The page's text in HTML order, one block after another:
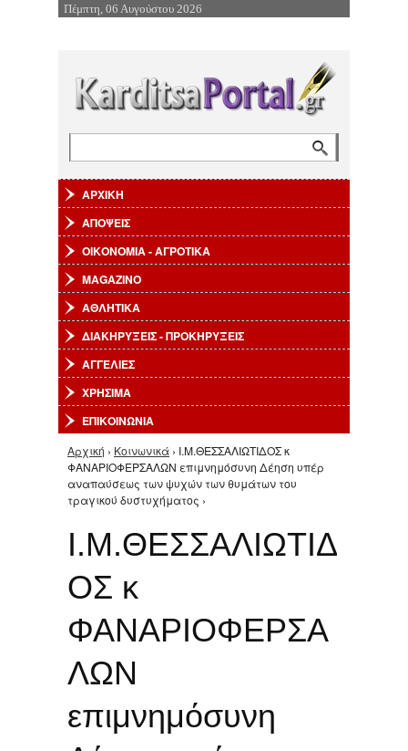
Επιστροφή στην Πλοήγηση
Πέμπτη, 06 Αυγούστου 2026
ΑΡΧΙΚΗ
ΑΠΟΨΕΙΣ
ΟΙΚΟΝΟΜΙΑ - ΑΓΡΟΤΙΚΑ
MAGAZINO
ΑΘΛΗΤΙΚΑ
ΔΙΑΚΗΡΥΞΕΙΣ - ΠΡΟΚΗΡΥΞΕΙΣ
ΑΓΓΕΛΙΕΣ
ΧΡΗΣΙΜΑ
ΕΠΙΚΟΙΝΩΝΙΑ
Είστε εδώ
Αρχική › Κοινωνικά › Ι.Μ.ΘΕΣΣΑΛΙΩΤΙΔΟΣ κ
ΦΑΝΑΡΙΟΦΕΡΣΑΛΩΝ επιμνημόσυνη Δέηση υπέρ
αναπαύσεως των ψυχών των θυμάτων του
τραγικού δυστυχήματος ›
Ι.Μ.ΘΕΣΣΑΛΙΩΤΙΔ
ΟΣ κ
ΦΑΝΑΡΙΟΦΕΡΣΑ
ΛΩΝ
επιμνημόσυνη